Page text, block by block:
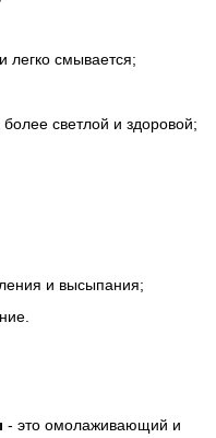
легко смывается;
светлой и здоровой;
и высыпания;
- это омолаживающий и